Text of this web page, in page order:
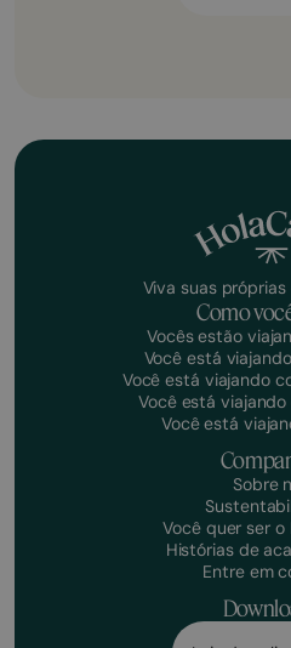
Viva suas
Como
Vocês estão
Você está
Você está viajando
Você está
Você está
Sobre
Você quer ser o
Histórias de
Entre em